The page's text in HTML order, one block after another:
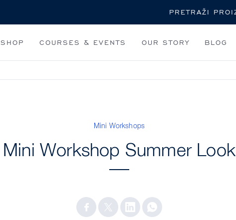
SHOP COURSES & EVENTS OUR STORY BLOG
Mini Workshops
Mini Workshop Summer Look